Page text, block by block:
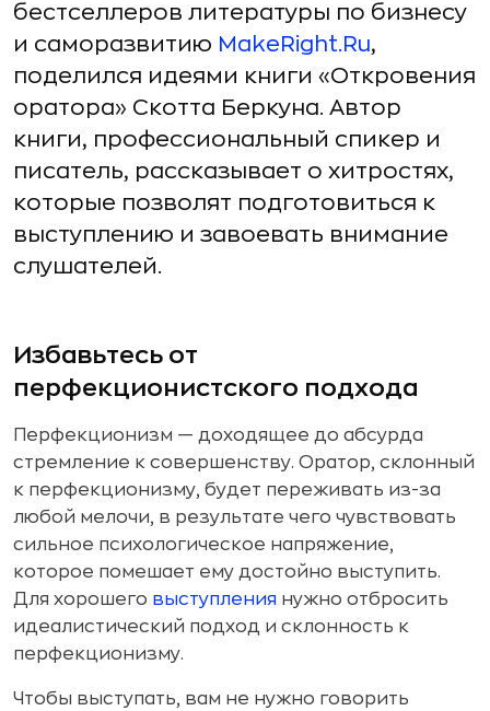
бестселлеров литературы по бизнесу
и саморазвитию MakeRight.Ru,
поделился идеями книги «Откровения
оратора» Скотта Беркуна. Автор
книги, профессиональный спикер и
писатель, рассказывает о хитростях,
которые позволят подготовиться к
выступлению и завоевать внимание
слушателей.
Избавьтесь от
перфекционистского подхода
Перфекционизм — доходящее до абсурда
стремление к совершенству. Оратор, склонный
к перфекционизму, будет переживать из-за
любой мелочи, в результате чего чувствовать
сильное психологическое напряжение,
которое помешает ему достойно выступить.
Для хорошего выступления нужно отбросить
идеалистический подход и склонность к
перфекционизму.
Чтобы выступать, вам не нужно говорить